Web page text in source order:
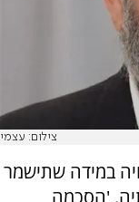
צילום: עצמי
במידה שתישמר